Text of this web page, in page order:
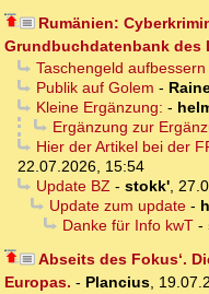
Rumänien:
Grundbuchdatenbank des
Taschengeld aufbessern
Publik auf Golem -
Kleine Ergänzung: -
Ergänzung zur
Hier der Artikel bei der
22.07.2026, 15:54
Update BZ- stokk',
Update zum update-
Danke für Info kwT-
Abseits des Fokus‘.
Europas. - Plancius,